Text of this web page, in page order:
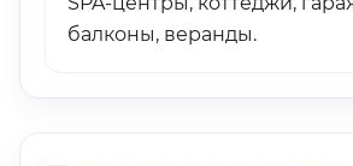
балконы, веранды.